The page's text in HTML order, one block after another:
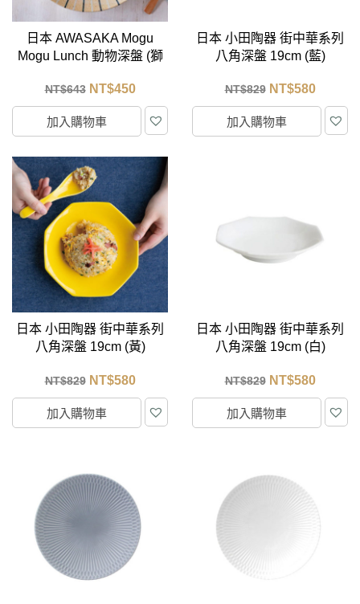
日本 AWASAKA Mogu
Mogu Lunch 動物深盤 (獅
NT$643 NT$450
加入購物車
日本 小田陶器 街中華系列
八角深盤 19cm (藍)
NT$829 NT$580
加入購物車
日本 小田陶器 街中華系列
八角深盤 19cm (黃)
NT$829 NT$580
加入購物車
日本 小田陶器 街中華系列
八角深盤 19cm (白)
NT$829 NT$580
加入購物車